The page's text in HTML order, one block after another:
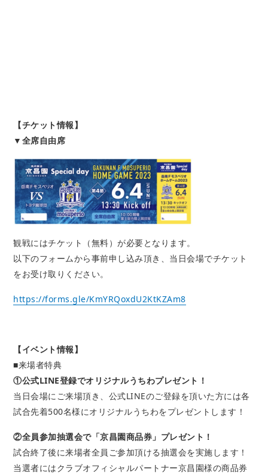
【チケット情報】
▼全席自由席
観戦にはチケット（無料）が必要となります。
以下のフォームから事前申し込み頂き、当日会場でチケット
をお受け取りください。
https://forms.gle/KmYRQoxdU2KtKZAm8
【イベント情報】
■来場者特典
①公式LINE登録でオリジナルうちわプレゼント！
当日会場にご来場頂き、公式LINEのご登録を頂いた方には各
試合先着500名様にオリジナルうちわをプレゼントします！
②全員参加抽選会で「京昌園商品券」プレゼント！
試合終了後に来場者全員ご参加頂ける抽選会を実施します！
当選者にはクラブオフィシャルパートナー京昌園様の商品券